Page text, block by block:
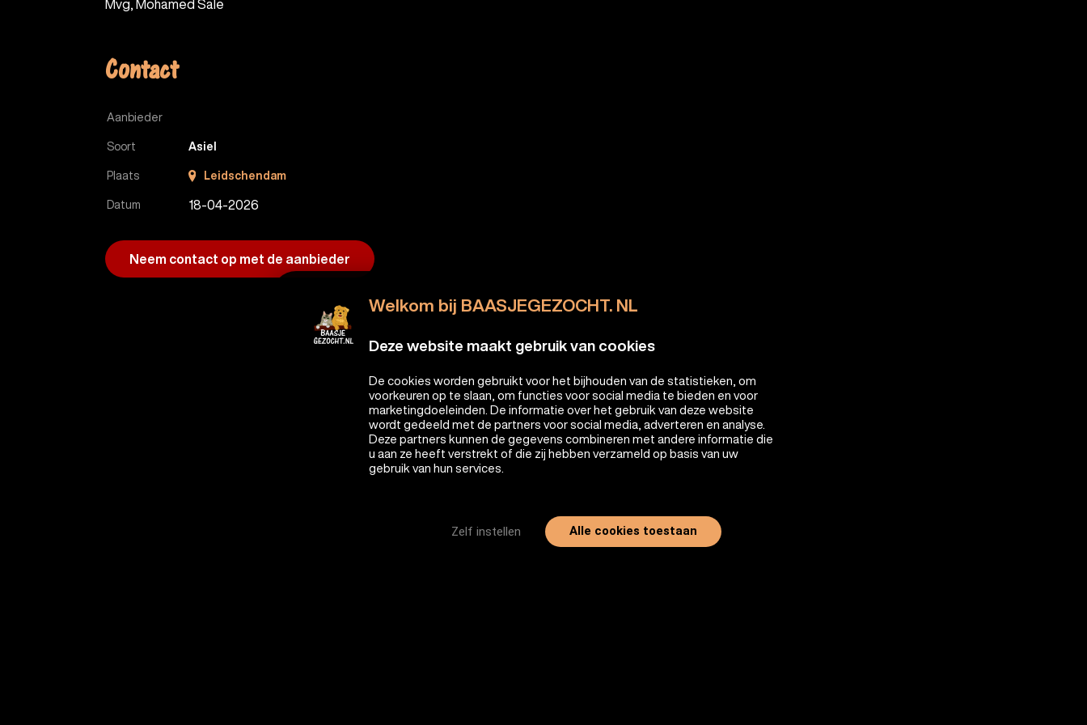
Welkom bij BAASJEGEZOCHT. NL
Deze website maakt gebruik van cookies
De cookies worden gebruikt voor het bijhouden van de statistieken, om
voorkeuren op te slaan, om functies voor social media te bieden en voor
marketingdoeleinden. De informatie over het gebruik van deze website
wordt gedeeld met de partners voor social media, adverteren en analyse.
Deze partners kunnen de gegevens combineren met andere informatie die
u aan ze heeft verstrekt of die zij hebben verzameld op basis van uw
gebruik van hun services.
Zelf instellen Alle cookies toestaan
Mvg, Mohamed Sale
Contact
Aanbieder
Soort Asiel
Plaats Leidschendam
Datum 18-04-2026
Neem contact op met de aanbieder